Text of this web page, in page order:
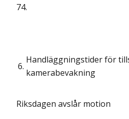
74.
6.
Handläggningstider för
kamerabevakning
Riksdagen avslår motion